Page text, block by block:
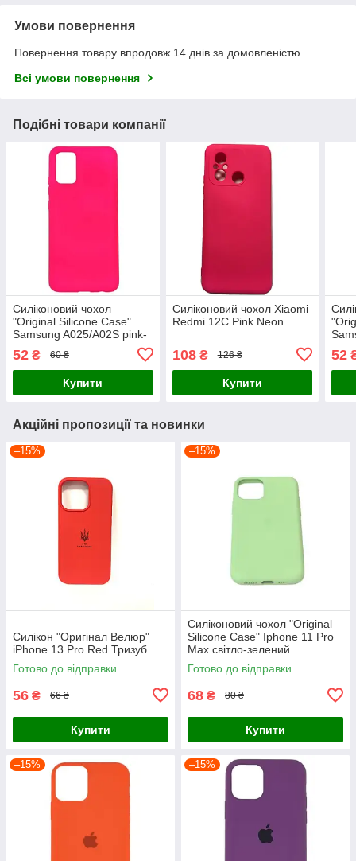
Умови повернення
Повернення товару впродовж 14 днів за домовленістю
Всі умови повернення
Подібні товари компанії
Силіконовий чохол
"Original Silicone Case"
Samsung A025/A02S pink-
52 ₴ 60 ₴
Купити
Силіконовий чохол Xiaomi
Redmi 12C Pink Neon
108₴ 126 ₴
Купити
52
Акційні пропозиції та новинки
–15%
Силікон "Оригінал Велюр"
iPhone 13 Pro Red Тризуб
Готово до відправки
56 ₴ 66 ₴
Купити
–15%
Силіконовий чохол "Original
Silicone Case" Iphone 11 Pro
Max світло-зелений
Готово до відправки
68 ₴ 80 ₴
Купити
–15% –15%